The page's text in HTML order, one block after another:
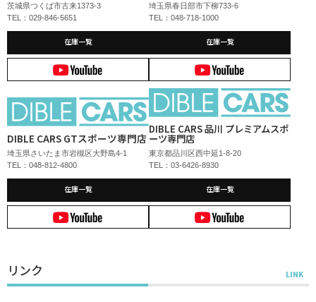
茨城県つくば市古来1373-3
TEL：029-846-5651
在庫一覧
埼玉県春日部市下柳733-6
TEL：048-718-1000
在庫一覧
DIBLE CARS GTスポーツ専門店
埼玉県さいたま市岩槻区大野島4-1
TEL：048-812-4800
在庫一覧
DIBLE CARS 品川 プレミアムスポ
ーツ専門店
東京都品川区西中延1-8-20
TEL：03-6426-8930
在庫一覧
リンク